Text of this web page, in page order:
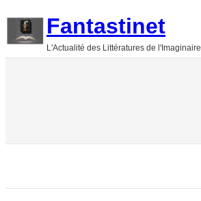
Fantastinet
L'Actualité des Littératures de l'Imaginaire